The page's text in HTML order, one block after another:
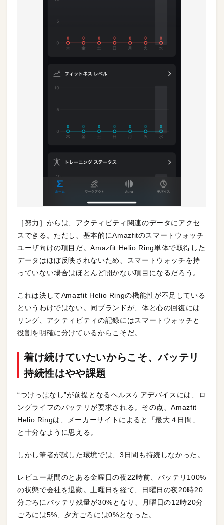
［努力］からは、アクティビティ関連のデータにアクセ
スできる。ただし、基本的にAmazfitのスマートウォッチ
ユーザ向けの項目だ。Amazfit Helio Ring単体で取得した
データはほぼ反映されないため、スマートウォッチを持
っていない場合はほとんど開かない項目になるだろう。
これは決してAmazfit Helio Ringの機能性が不足している
というわけではない。同ブランドが、体と心の回復には
リング、アクティビティの記録にはスマートウォッチと
役割を明確に分けているからこそだ。
着け続けていたいからこそ、バッテリ
持続性はやや課題
“つけっぱなし”が前提となるヘルスケアデバイスには、ロ
ングライフのバッテリが要求される。その点、Amazfit
Helio Ringは、メーカーサイトによると「最大４日間」
と十分なように思える。
しかし筆者が試した環境では、3日間も持続しなかった。
レビュー期間のとある金曜日の夜22時前、バッテリ100%
の状態で会社を退勤。土曜日を経て、日曜日の夜20時20
分ごろにバッテリ残量が30%となり、月曜日の12時20分
ごろには5%、夕方ごろには0%となった。